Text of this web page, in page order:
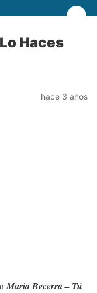
Haces
hace 3 años
Maria Becerra – Tú